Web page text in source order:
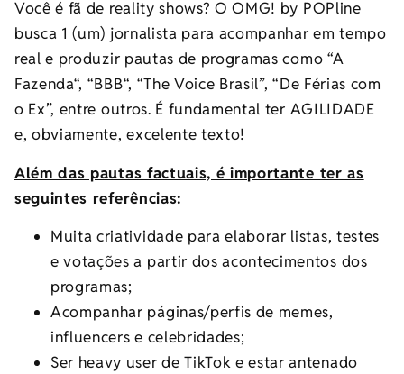
Você é fã de reality shows? O OMG! by POPline
busca 1 (um) jornalista para acompanhar em tempo
real e produzir pautas de programas como “A
Fazenda“, “BBB“, “The Voice Brasil”, “De Férias com
o Ex”, entre outros. É fundamental ter AGILIDADE
e, obviamente, excelente texto!
Além das pautas factuais, é importante ter as
seguintes referências:
Muita criatividade para elaborar listas, testes
e votações a partir dos acontecimentos dos
programas;
Acompanhar páginas/perfis de memes,
influencers e celebridades;
Ser heavy user de TikTok e estar antenado